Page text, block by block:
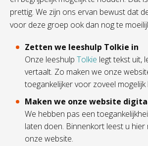
prettig. We zijn ons ervan bewust dat
voor deze groep ook dan nog te
Zetten we leeshulp Tolkie in
Onze leeshulp Tolkie legt tekst uit,
vertaalt. Zo maken we onze
toegankelijker voor zoveel
Maken we onze website
We hebben pas een
laten doen. Binnenkort leest u
onze website.